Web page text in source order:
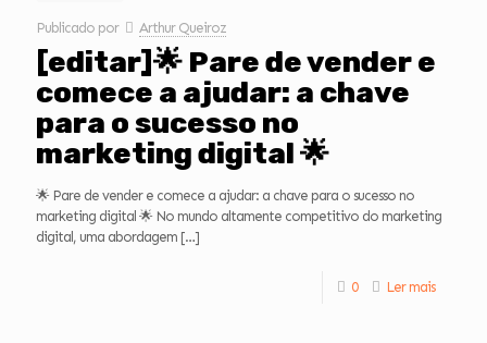
Publicado por Arthur Queiroz
[editar]🌟 Pare de vender e
comece a ajudar: a chave
para o sucesso no
marketing digital 🌟
🌟 Pare de vender e comece a ajudar: a chave para o sucesso no
marketing digital 🌟 No mundo altamente competitivo do marketing
digital, uma abordagem […]
0 Ler mais